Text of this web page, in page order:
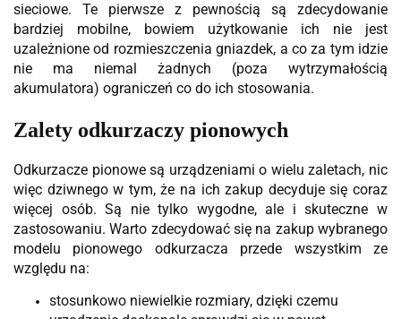
sieciowe. Te pierwsze z pewnością są zdecydowanie
bardziej mobilne, bowiem użytkowanie ich nie jest
uzależnione od rozmieszczenia gniazdek, a co za tym idzie
nie ma niemal żadnych (poza wytrzymałością
akumulatora) ograniczeń co do ich stosowania.
Zalety odkurzaczy pionowych
Odkurzacze pionowe są urządzeniami o wielu zaletach, nic
więc dziwnego w tym, że na ich zakup decyduje się coraz
więcej osób. Są nie tylko wygodne, ale i skuteczne w
zastosowaniu. Warto zdecydować się na zakup wybranego
modelu pionowego odkurzacza przede wszystkim ze
względu na:
stosunkowo niewielkie rozmiary, dzięki czemu